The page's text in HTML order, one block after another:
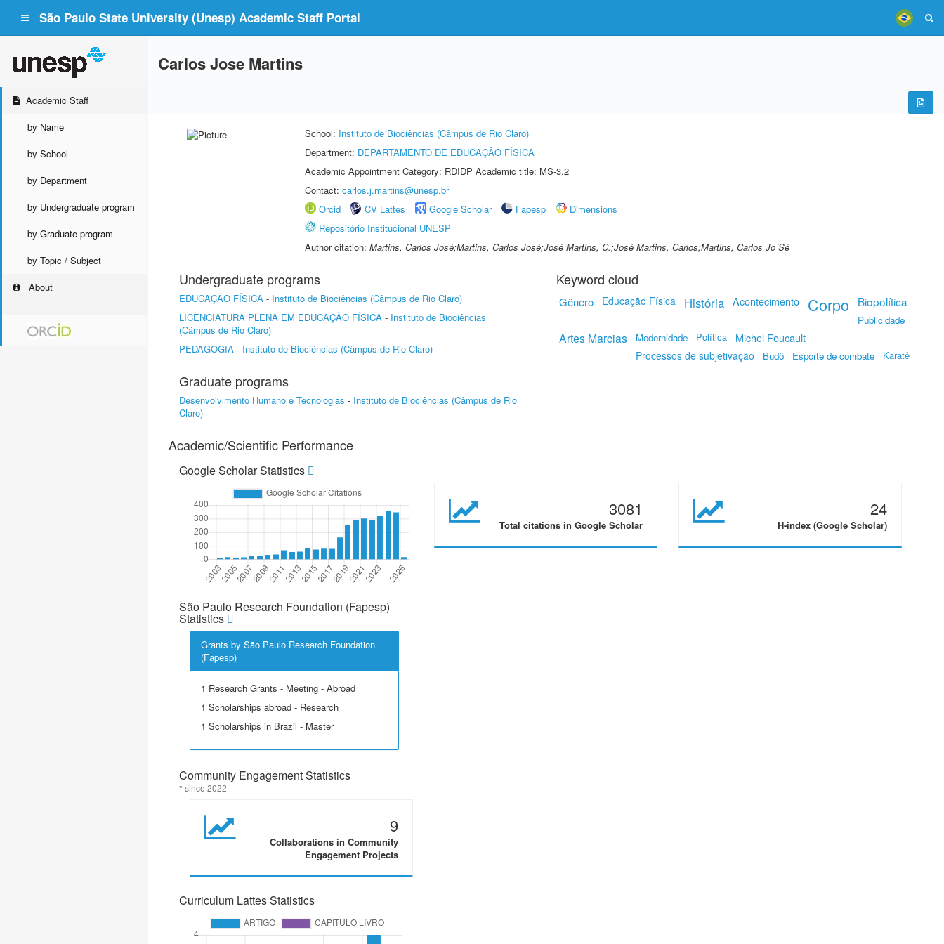
São Paulo State University (Unesp) Academic Staff Portal
Academic Staff
by Name
by School
by Department
by Undergraduate program
by Graduate program
by Topic / Subject
About
Carlos Jose Martins
School: Instituto de Biociências (Câmpus de Rio Claro)
Department: DEPARTAMENTO DE EDUCAÇÃO FÍSICA
Academic Appointment Category: RDIDP Academic title: MS-3.2
Contact: carlos.j.martins@unesp.br
Orcid
CV Lattes Google Scholar Fapesp
Dimensions
Repositório Institucional UNESP
Author citation: Martins, Carlos José;Martins, Carlos José;José Martins, C.;José Martins, Carlos;Martins, Carlos Jo´Sé
Undergraduate programs
EDUCAÇÃO FÍSICA - Instituto de Biociências (Câmpus de Rio Claro)
LICENCIATURA PLENA EM EDUCAÇÃO FÍSICA - Instituto de Biociências
(Câmpus de Rio Claro)
PEDAGOGIA - Instituto de Biociências (Câmpus de Rio Claro)
Graduate programs
Desenvolvimento Humano e Tecnologias - Instituto de Biociências (Câmpus de Rio
Claro)
Keyword cloud
Gênero Educação Física História Acontecimento Corpo Biopolítica
Publicidade
Artes Marcias Modernidade Política Michel Foucault
Processos de subjetivação Budô Esporte de combate Karatê
Academic/Scientific Performance
Google Scholar Statistics
3081
Total citations in Google Scholar
24
H-index (Google Scholar)
São Paulo Research Foundation (Fapesp)
Statistics
Grants by São Paulo Research Foundation
(Fapesp)
1 Research Grants - Meeting - Abroad
1 Scholarships abroad - Research
1 Scholarships in Brazil - Master
Community Engagement Statistics
* since 2022
9
Collaborations in Community
Engagement Projects
Curriculum Lattes Statistics